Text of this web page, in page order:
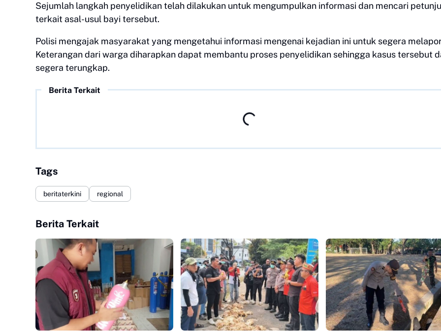
Sejumlah langkah penyelidikan telah dilakukan untuk mengumpulkan informasi dan mencari
terkait asal-usul bayi tersebut.
Polisi mengajak masyarakat yang mengetahui informasi mengenai kejadian ini untuk segera
Keterangan dari warga diharapkan dapat membantu proses penyelidikan sehingga kasus tersebut
segera terungkap.
Berita Terkait
Tags
beritaterkini regional
Berita Terkait